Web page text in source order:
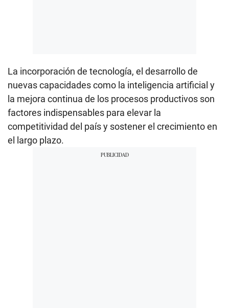
La incorporación de tecnología, el desarrollo de
nuevas capacidades como la inteligencia artificial y
la mejora continua de los procesos productivos son
factores indispensables para elevar la
competitividad del país y sostener el crecimiento en
el largo plazo.